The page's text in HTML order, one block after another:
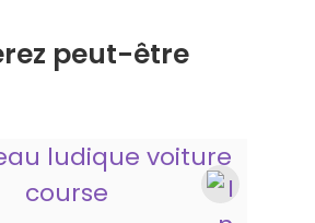
peut-être